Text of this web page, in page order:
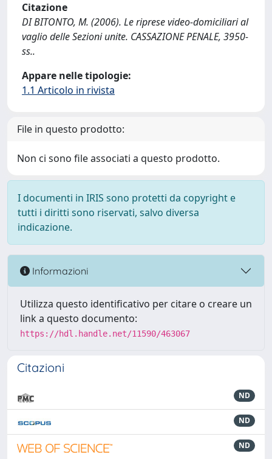
Citazione
DI BITONTO, M. (2006). Le riprese video-domiciliari al
vaglio delle Sezioni unite. CASSAZIONE PENALE, 3950-
ss..
Appare nelle tipologie:
1.1 Articolo in rivista
File in questo prodotto:
Non ci sono file associati a questo prodotto.
I documenti in IRIS sono protetti da copyright e
tutti i diritti sono riservati, salvo diversa
indicazione.
Informazioni
Utilizza questo identificativo per citare o creare un
link a questo documento:
https://hdl.handle.net/11590/463067
Citazioni
ND
ND
ND